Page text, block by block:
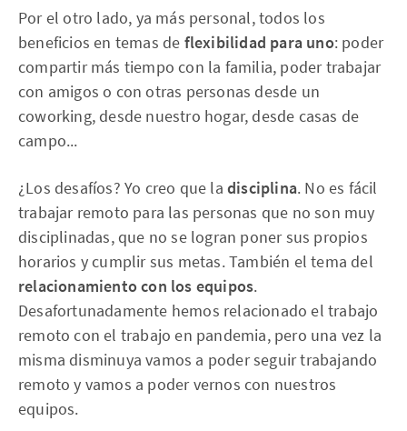
Por el otro lado, ya más personal, todos los
beneficios en temas de flexibilidad para uno: poder
compartir más tiempo con la familia, poder trabajar
con amigos o con otras personas desde un
coworking, desde nuestro hogar, desde casas de
campo...
¿Los desafíos? Yo creo que la disciplina. No es fácil
trabajar remoto para las personas que no son muy
disciplinadas, que no se logran poner sus propios
horarios y cumplir sus metas. También el tema del
relacionamiento con los equipos.
Desafortunadamente hemos relacionado el trabajo
remoto con el trabajo en pandemia, pero una vez la
misma disminuya vamos a poder seguir trabajando
remoto y vamos a poder vernos con nuestros
equipos.